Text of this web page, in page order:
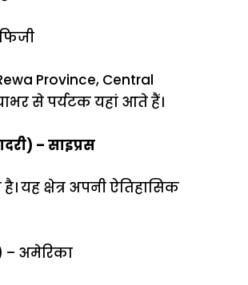
Province, Central
से पर्यटक यहां आते हैं।
– साइप्रस
यह क्षेत्र अपनी ऐतिहासिक
– अमेरिका